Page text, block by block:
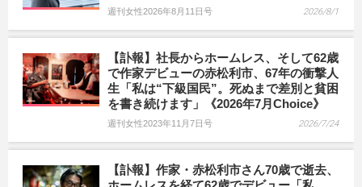
週刊女性2026年8月11日号 2026/8/1
【訃報】社長からホームレス、そして62歳
で作家デビューの赤松利市、67年の衝撃人
生「私は“下級国民”。死ぬまで差別と貧困
を書き続けます」《2026年7月Choice》
週刊女性2023年11月7日号 2026/7/24
【訃報】作家・赤松利市さん70歳で逝去、